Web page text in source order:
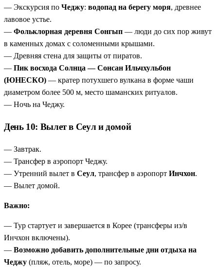
— Экскурсия по Чеджу: водопад на берегу моря, древнее
лавовое устье.
— Фольклорная деревня Сонгып — люди до сих пор живут
в каменных домах с соломенными крышами.
— Древняя стена для защиты от пиратов.
— Пик восхода Солнца — Сонсан Ильчхульбон
(ЮНЕСКО) — кратер потухшего вулкана в форме чаши
диаметром более 500 м, место шаманских ритуалов.
— Ночь на Чеджу.
День 10: Вылет в Сеул и домой
— Завтрак.
— Трансфер в аэропорт Чеджу.
— Утренний вылет в Сеул, трансфер в аэропорт Инчхон.
— Вылет домой.
Важно:
— Тур стартует и завершается в Корее (трансферы из/в
Инчхон включены).
— Возможно добавить дополнительные дни отдыха на
Чеджу (пляж, отель, море) — по запросу.